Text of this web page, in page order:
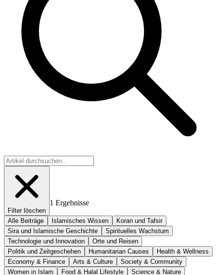
Filter löschen
1 Ergebnisse
Alle Beiträge Islamisches Wissen
Koran und Tafsir
Sira und Islamische Geschichte
Spirituelles Wachstum
Technologie und Innovation
Orte und Reisen
Politik und Zeitgeschehen
Humanitarian Causes
Health & Wellness
Economy & Finance
Arts & Culture
Society & Community
Women in Islam
Food & Halal Lifestyle
Science & Nature